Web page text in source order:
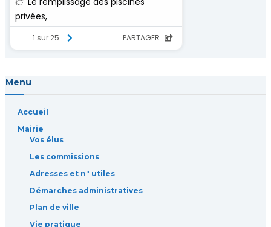
Menu
Accueil
Mairie
Vos élus
Les commissions
Adresses et n° utiles
Démarches administratives
Plan de ville
Vie pratique